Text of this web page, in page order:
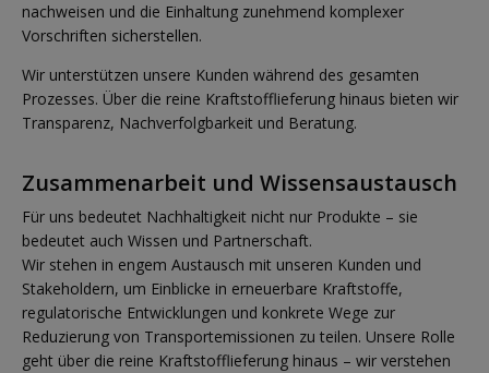
nachweisen und die Einhaltung zunehmend komplexer
Vorschriften sicherstellen.
Wir unterstützen unsere Kunden während des gesamten
Prozesses. Über die reine Kraftstofflieferung hinaus bieten wir
Transparenz, Nachverfolgbarkeit und Beratung.
Zusammenarbeit und Wissensaustausch
Für uns bedeutet Nachhaltigkeit nicht nur Produkte – sie
bedeutet auch Wissen und Partnerschaft.
Wir stehen in engem Austausch mit unseren Kunden und
Stakeholdern, um Einblicke in erneuerbare Kraftstoffe,
regulatorische Entwicklungen und konkrete Wege zur
Reduzierung von Transportemissionen zu teilen. Unsere Rolle
geht über die reine Kraftstofflieferung hinaus – wir verstehen